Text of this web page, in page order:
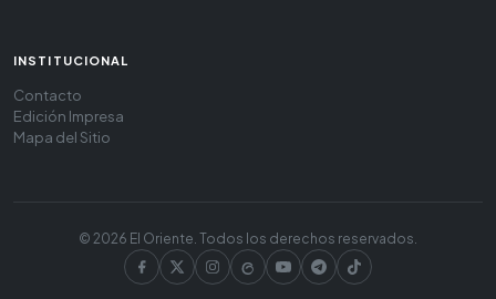
INSTITUCIONAL
Contacto
Edición Impresa
Mapa del Sitio
© 2026 El Oriente. Todos los derechos reservados.